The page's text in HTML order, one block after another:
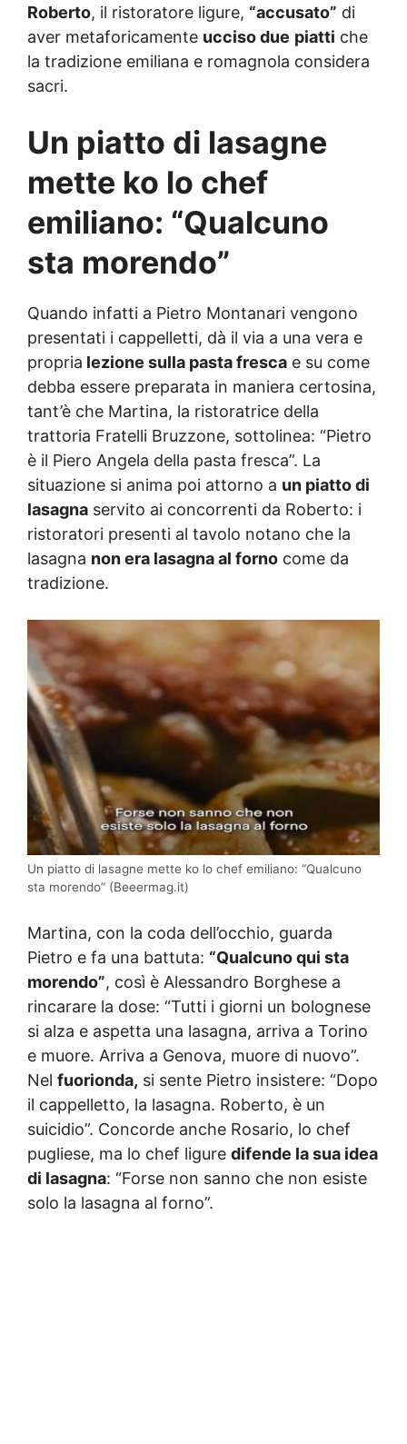
Roberto, il ristoratore ligure, “accusato” di
aver metaforicamente ucciso due piatti che
la tradizione emiliana e romagnola considera
sacri.
Un piatto di lasagne
mette ko lo chef
emiliano: “Qualcuno
sta morendo”
Quando infatti a Pietro Montanari vengono
presentati i cappelletti, dà il via a una vera e
propria lezione sulla pasta fresca e su come
debba essere preparata in maniera certosina,
tant’è che Martina, la ristoratrice della
trattoria Fratelli Bruzzone, sottolinea: “Pietro
è il Piero Angela della pasta fresca”. La
situazione si anima poi attorno a un piatto di
lasagna servito ai concorrenti da Roberto: i
ristoratori presenti al tavolo notano che la
lasagna non era lasagna al forno come da
tradizione.
Un piatto di lasagne mette ko lo chef emiliano: “Qualcuno
sta morendo” (Beeermag.it)
Martina, con la coda dell’occhio, guarda
Pietro e fa una battuta: “Qualcuno qui sta
morendo”, così è Alessandro Borghese a
rincarare la dose: “Tutti i giorni un bolognese
si alza e aspetta una lasagna, arriva a Torino
e muore. Arriva a Genova, muore di nuovo”.
Nel fuorionda, si sente Pietro insistere: “Dopo
il cappelletto, la lasagna. Roberto, è un
suicidio”. Concorde anche Rosario, lo chef
pugliese, ma lo chef ligure difende la sua idea
di lasagna: “Forse non sanno che non esiste
solo la lasagna al forno”.